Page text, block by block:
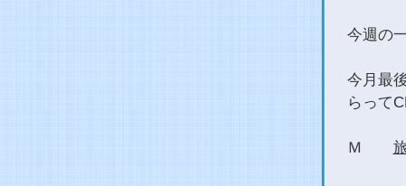
今週の
今月最
らって
Ｍ